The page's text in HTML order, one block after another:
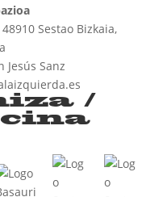
Sestao Bizkaia,
Jesús Sanz
/